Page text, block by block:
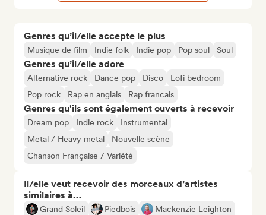
Genres qu’il/elle accepte le plus
Musique de film Indie folk Indie pop Pop soul Soul
Genres qu’il/elle adore
Alternative rock Dance pop Disco
Lofi bedroom
Pop rock
Rap en anglais Rap francais
Genres qu'ils sont également ouverts à recevoir
Dream pop Indie rock
Instrumental
Metal / Heavy metal
Nouvelle scène
Chanson Française / Variété
Il/elle veut recevoir des morceaux d’artistes
similaires à…
Grand Soleil Piedbois
Mackenzie Leighton